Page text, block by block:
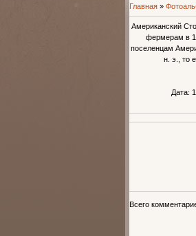
Главная »
Американский
фермерам в
поселенцам
н. э., то
Дата:
Всего